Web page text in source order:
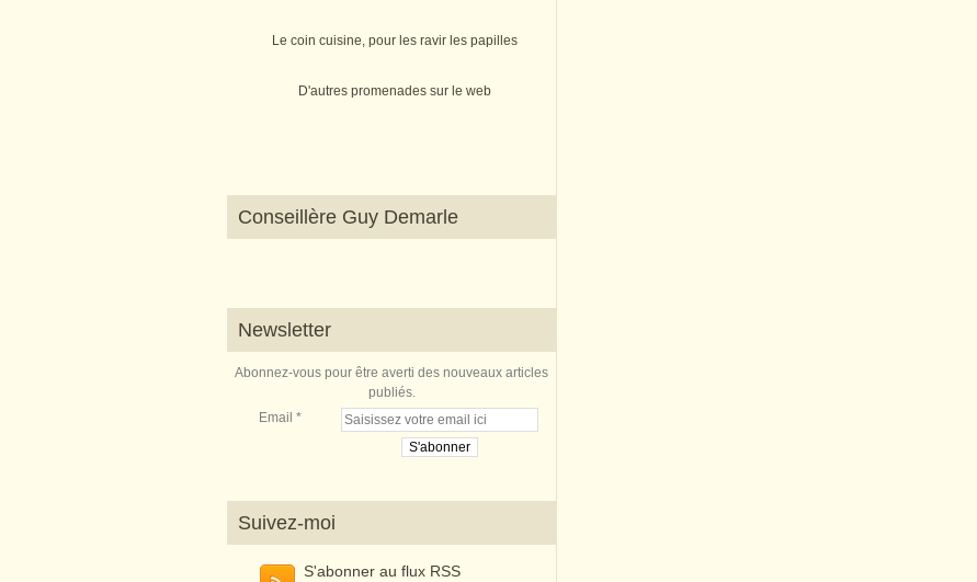
Le coin cuisine, pour les ravir les papilles
D'autres promenades sur le web
Conseillère Guy Demarle
Newsletter
Abonnez-vous pour être averti des nouveaux articles
publiés.
Email
Suivez-moi
S'abonner au flux RSS